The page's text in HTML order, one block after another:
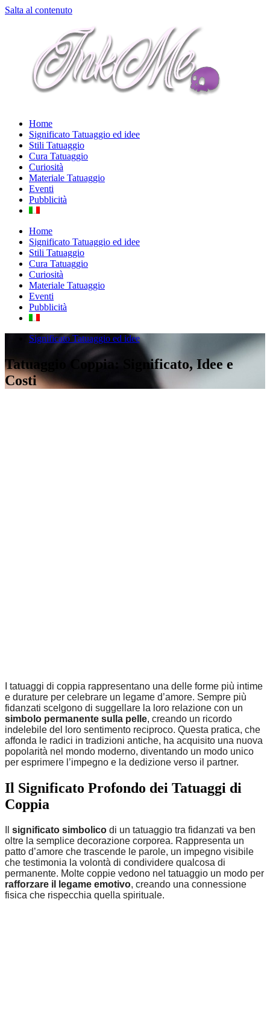
Salta al contenuto
Home
Significato Tatuaggio ed idee
Stili Tatuaggio
Cura Tatuaggio
Curiosità
Materiale Tatuaggio
Eventi
Pubblicità
Home
Significato Tatuaggio ed idee
Stili Tatuaggio
Cura Tatuaggio
Curiosità
Materiale Tatuaggio
Eventi
Pubblicità
Significato Tatuaggio ed idee
Tatuaggio Coppia: Significato, Idee e
Costi
I tatuaggi di coppia rappresentano una delle forme più intime
e durature per celebrare un legame d’amore. Sempre più
fidanzati scelgono di suggellare la loro relazione con un
simbolo permanente sulla pelle, creando un ricordo
indelebile del loro sentimento reciproco. Questa pratica, che
affonda le radici in tradizioni antiche, ha acquisito una nuova
popolarità nel mondo moderno, diventando un modo unico
per esprimere l’impegno e la dedizione verso il partner.
Il Significato Profondo dei Tatuaggi di
Coppia
significato simbolico di un tatuaggio tra fidanzati va ben
oltre la semplice decorazione corporea. Rappresenta un
patto d’amore che trascende le parole, un impegno visibile
che testimonia la volontà di condividere qualcosa di
permanente. Molte coppie vedono nel tatuaggio un modo per
rafforzare il legame emotivo, creando una connessione
fisica che rispecchia quella spirituale.